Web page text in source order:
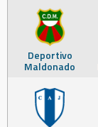
Deportivo
Maldonado